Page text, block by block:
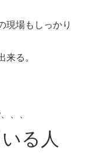
現場もしっかり
来る。
、、
る人